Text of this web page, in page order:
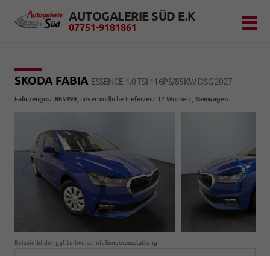
AUTOGALERIE SÜD E.K
07751-9181861
SKODA FABIA ESSENCE 1.0 TSI 116PS/85KW DSG 2027
Fahrzeugnr.: 865399 , unverbindliche Lieferzeit: 12 Wochen Neuwagen
Beispielbilder, ggf. teilweise mit Sonderausstattung